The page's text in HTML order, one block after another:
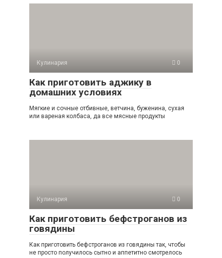
Кулинария 0
Как приготовить аджику в
домашних условиях
Мягкие и сочные отбивные, ветчина, буженина, сухая
или вареная колбаса, да все мясные продукты
Кулинария 0
Как приготовить бефстроганов из
говядины
Как приготовить бефстроганов из говядины так, чтобы
не просто получилось сытно и аппетитно смотрелось